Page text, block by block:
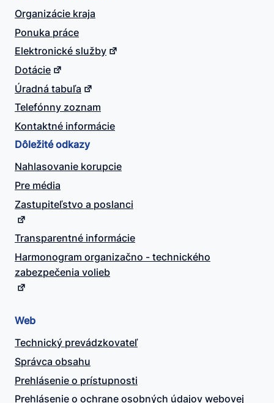
Organizácie kraja
Ponuka práce
Elektronické služby
Dotácie
Úradná tabuľa
Telefónny zoznam
Kontaktné informácie
Dôležité odkazy
Nahlasovanie korupcie
Pre média
Zastupiteľstvo a poslanci
Transparentné informácie
Harmonogram organizačno - technického
zabezpečenia volieb
Web
Technický prevádzkovateľ
Správca obsahu
Prehlásenie o prístupnosti
Prehlásenie o ochrane osobných údajov webovej